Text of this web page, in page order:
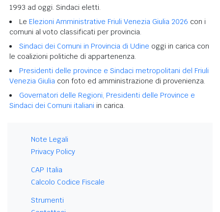
1993 ad oggi. Sindaci eletti.
Le Elezioni Amministrative Friuli Venezia Giulia 2026 con i
comuni al voto classificati per provincia.
Sindaci dei Comuni in Provincia di Udine oggi in carica con
le coalizioni politiche di appartenenza.
Presidenti delle province e Sindaci metropolitani del Friuli
Venezia Giulia con foto ed amministrazione di provenienza.
Governatori delle Regioni, Presidenti delle Province e
Sindaci dei Comuni italiani in carica.
Note Legali
Privacy Policy
CAP Italia
Calcolo Codice Fiscale
Strumenti